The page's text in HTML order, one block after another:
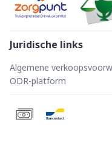
Juridische links
Algemene
ODR-platform